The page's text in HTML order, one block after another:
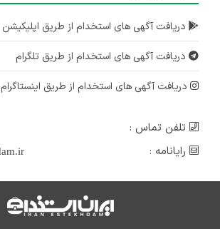
دریافت آگهی های استخدام از طریق اپلیکیشن
دریافت آگهی های استخدام از طریق تلگرام
دریافت آگهی های استخدام از طریق اینستاگرام
تلفن تماس :
رایانامه :